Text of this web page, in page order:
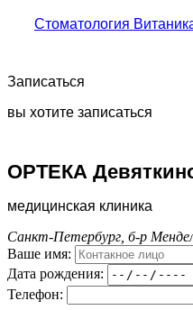
Стоматология
Записаться
вы хотите записаться
ОРТЕКА
медицинская клиника
Санкт-Петербург, б-р
Ваше имя:
Дата рождения:
Телефон: